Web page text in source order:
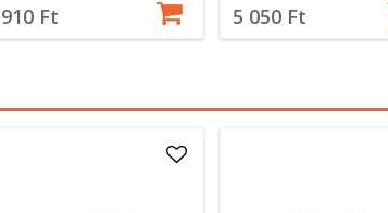
910 Ft 5 050 Ft